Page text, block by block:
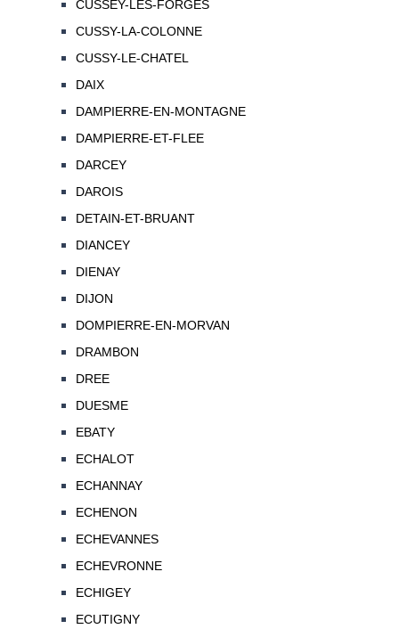
CUSSEY-LES-FORGES
CUSSY-LA-COLONNE
CUSSY-LE-CHATEL
DAIX
DAMPIERRE-EN-MONTAGNE
DAMPIERRE-ET-FLEE
DARCEY
DAROIS
DETAIN-ET-BRUANT
DIANCEY
DIENAY
DIJON
DOMPIERRE-EN-MORVAN
DRAMBON
DREE
DUESME
EBATY
ECHALOT
ECHANNAY
ECHENON
ECHEVANNES
ECHEVRONNE
ECHIGEY
ECUTIGNY